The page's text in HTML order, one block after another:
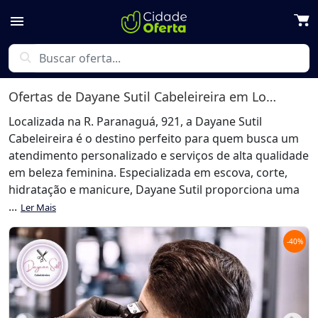
menu
search
Ofertas de Dayane Sutil Cabeleireira em Londrina
Localizada na R. Paranaguá, 921, a Dayane Sutil
Cabeleireira é o destino perfeito para quem busca um
atendimento personalizado e serviços de alta qualidade
em beleza feminina. Especializada em escova, corte,
hidratação e manicure, Dayane Sutil proporciona uma
... Ler Mais
-40%